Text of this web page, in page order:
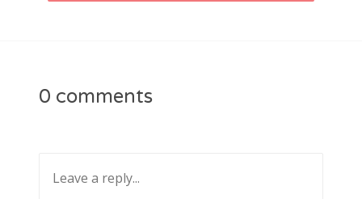
0 comments